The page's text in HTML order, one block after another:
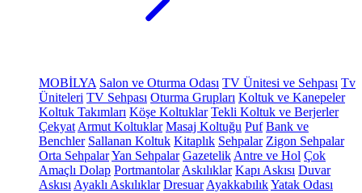
MOBİLYA Salon ve Oturma Odası TV Ünitesi ve Sehpası Tv
Üniteleri TV Sehpası Oturma Grupları Koltuk ve Kanepeler
Koltuk Takımları Köşe Koltuklar Tekli Koltuk ve Berjerler
Çekyat Armut Koltuklar Masaj Koltuğu Puf Bank ve
Benchler Sallanan Koltuk Kitaplık Sehpalar Zigon Sehpalar
Orta SehpalarYan Sehpalar Gazetelik Antre ve Hol Çok
Amaçlı Dolap Portmantolar Askılıklar Kapı Askısı Duvar
Askısı Ayaklı Askılıklar Dresuar AyakkabılıkYatak Odası